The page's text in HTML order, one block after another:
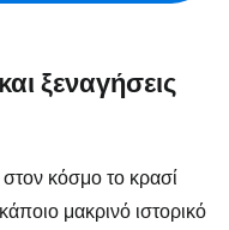
ξεναγήσεις
κόσμο το κρασί
μακρινό ιστορικό